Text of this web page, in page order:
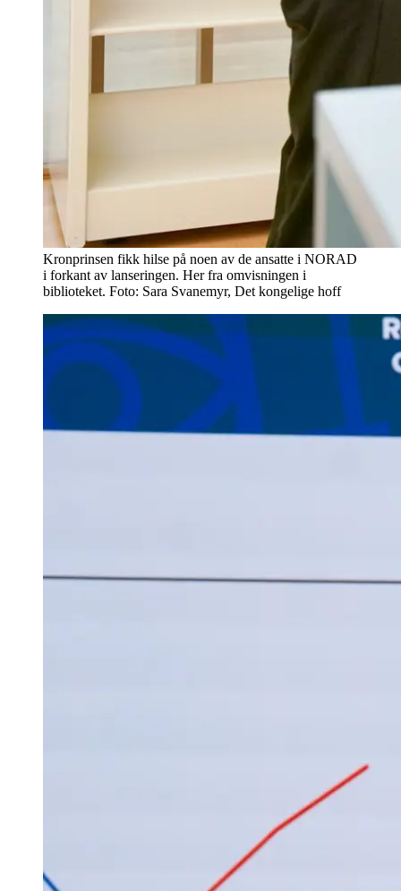
Kronprinsen fikk hilse på noen av de ansatte i NORAD
i forkant av lanseringen. Her fra omvisningen i
biblioteket. Foto: Sara Svanemyr, Det kongelige hoff